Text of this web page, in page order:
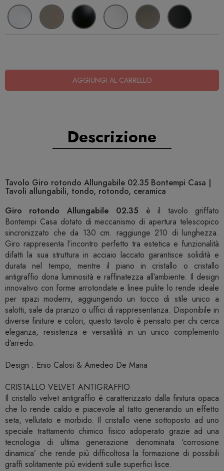
AGGIUNGI AL CARRELLO
Descrizione
Tavolo Giro rotondo Allungabile 02.35 Bontempi Casa |
Tavoli allungabili, tondo, rotondo, ceramica
Giro rotondo Allungabile 02.35 è il tavolo griffato
Bontempi Casa dotato di meccanismo di apertura telescopico
sincronizzato che da 130 cm. raggiunge 210 di lunghezza.
Giro rappresenta l’incontro perfetto tra estetica e funzionalità
difatti la sua struttura in acciaio laccato garantisce solidità e
durata nel tempo, mentre il piano in cristallo o cristallo
antigraffio dona luminosità e raffinatezza all’ambiente. Il design
innovativo con forme arrotondate e linee pulite lo rende ideale
per spazi moderni, aggiungendo un tocco di stile unico a
salotti, sale da pranzo o uffici di rappresentanza. Disponibile in
diverse finiture e colori, questo tavolo è pensato per chi cerca
eleganza, resistenza e versatilità in un unico complemento
d’arredo.
Design : Enio Calosi & Amedeo De Maria
CRISTALLO VELVET ANTIGRAFFIO
Il cristallo velvet antigraffio è caratterizzato dalla finitura opaca
che lo rende caldo e piacevole al tatto generando un effetto
seta, vellutato e morbido. Il cristallo viene sottoposto ad uno
speciale trattamento chimico fisico adoperato grazie ad una
tecnologia di ultima generazione denominata ‘corrosione
dinamica’ che rende più difficoltosa la formazione di possibili
graffi solitamente più evidenti sulle superfici lisce.